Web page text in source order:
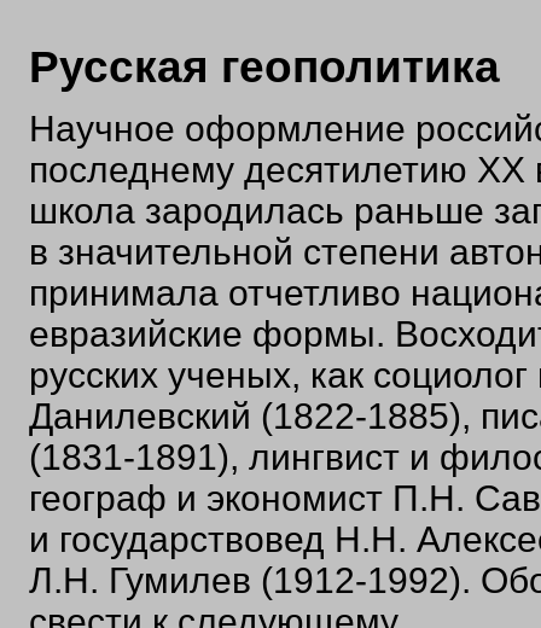
Русская геополитика
Научное оформление
последнему десятилетию XX
школа зародилась раньше
в значительной степени
принимала отчетливо
евразийские формы.
русских ученых, как
Данилевский (1822-1885),
(1831-1891), лингвист и
географ и экономист П.Н.
и государствовед Н.Н.
Л.Н. Гумилев (1912-1992).